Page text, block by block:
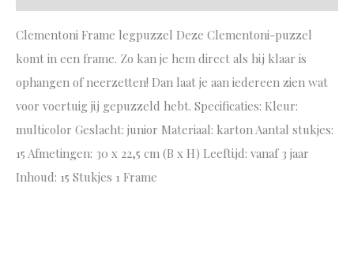
Clementoni Frame legpuzzel Deze Clementoni-puzzel
komt in een frame. Zo kan je hem direct als hij klaar is
ophangen of neerzetten! Dan laat je aan iedereen zien wat
voor voertuig jij gepuzzeld hebt. Specificaties: Kleur:
multicolor Geslacht: junior Materiaal: karton Aantal stukjes:
15 Afmetingen: 30 x 22,5 cm (B x H) Leeftijd: vanaf 3 jaar
Inhoud: 15 Stukjes 1 Frame